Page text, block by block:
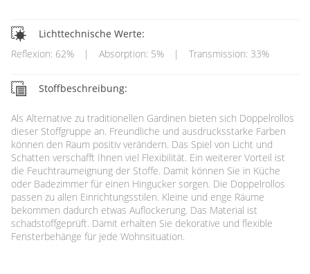
Lichttechnische Werte:
Reflexion: 62%
| Absorption: 5% | Transmission: 33%
Stoffbeschreibung:
Als Alternative zu traditionellen Gardinen bieten sich Doppelrollos
dieser Stoffgruppe an. Freundliche und ausdrucksstarke Farben
können den Raum positiv verändern. Das Spiel von Licht und
Schatten verschafft Ihnen viel Flexibilität. Ein weiterer Vorteil ist
die Feuchtraumeignung der Stoffe. Damit können Sie in Küche
oder Badezimmer für einen Hingucker sorgen. Die Doppelrollos
passen zu allen Einrichtungsstilen. Kleine und enge Räume
bekommen dadurch etwas Auflockerung. Das Material ist
schadstoffgeprüft. Damit erhalten Sie dekorative und flexible
Fensterbehänge für jede Wohnsituation.